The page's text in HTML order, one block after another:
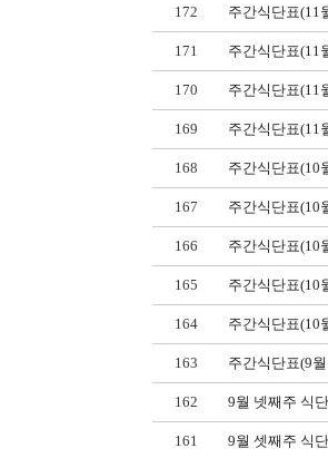
172 주간식단표(11
171 주간식단표(11
170 주간식단표(11
169 주간식단표(11
168 주간식단표(10
167 주간식단표(10
166 주간식단표(10
165 주간식단표(10
164 주간식단표(10
163 주간식단표(9
162 9월 넷째주 식
161 9월 셋째주 식